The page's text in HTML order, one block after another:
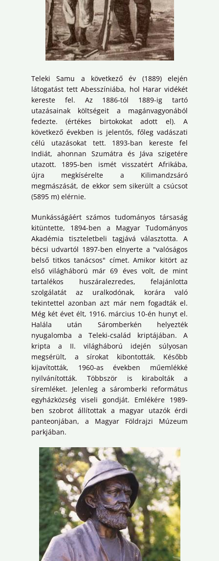
Teleki Samu a következő év (1889) elején
látogatást tett Abesszíniába, hol Harar vidékét
kereste fel. Az 1886-tól 1889-ig tartó
utazásainak költségeit a magánvagyonából
fedezte. (értékes birtokokat adott el). A
következő években is jelentős, főleg vadászati
célú utazásokat tett. 1893-ban kereste fel
Indiát, ahonnan Szumátra és Jáva szigetére
utazott. 1895-ben ismét visszatért Afrikába,
újra megkísérelte a Kilimandzsáró
megmászását, de ekkor sem sikerült a csúcsot
(5895 m) elérnie.
Munkásságáért számos tudományos társaság
kitüntette, 1894-ben a Magyar Tudományos
Akadémia tiszteletbeli tagjává választotta. A
bécsi udvartól 1897-ben elnyerte a "valóságos
belső titkos tanácsos" címet. Amikor kitört az
első világháború már 69 éves volt, de mint
tartalékos huszáralezredes, felajánlotta
szolgálatát az uralkodónak, korára való
tekintettel azonban azt már nem fogadták el.
Még két évet élt, 1916. március 10-én hunyt el.
Halála után Sáromberkén helyezték
nyugalomba a Teleki-család kriptájában. A
kripta a II. világháború idején súlyosan
megsérült, a sírokat kibontották. Később
kijavították, 1960-as években műemlékké
nyilvánították. Többször is kirabolták a
síremléket. Jelenleg a sáromberki református
egyházközség viseli gondját. Emlékére 1989-
ben szobrot állítottak a magyar utazók érdi
panteonjában, a Magyar Földrajzi Múzeum
parkjában.